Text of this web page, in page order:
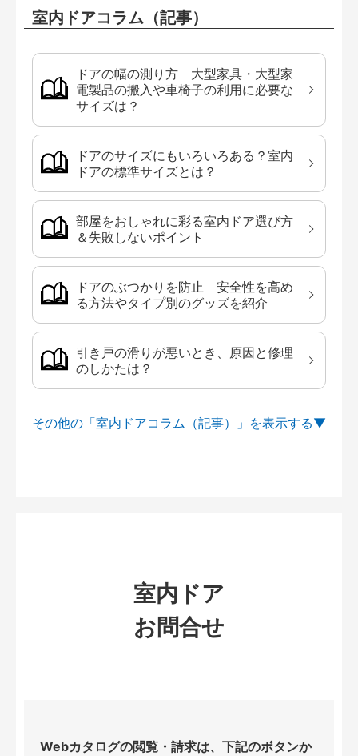
室内ドアコラム（記事）
ドアの幅の測り方 大型家具・大型家
電製品の搬入や車椅子の利用に必要な
サイズは？
ドアのサイズにもいろいろある？室内
ドアの標準サイズとは？
部屋をおしゃれに彩る室内ドア選び方
＆失敗しないポイント
ドアのぶつかりを防止 安全性を高め
る方法やタイプ別のグッズを紹介
引き戸の滑りが悪いとき、原因と修理
のしかたは？
その他の「室内ドアコラム（記事）」を
室内ドア
お問合せ
Webカタログの閲覧・請求は、下記のボタンか